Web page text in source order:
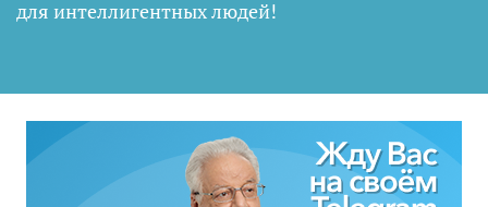
для интеллигентных людей!